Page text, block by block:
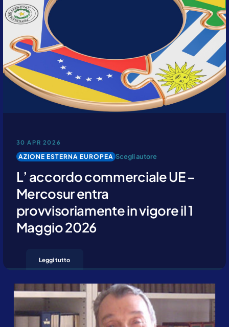
30 APR 2026
AZIONE ESTERNA EUROPEA Scegli autore
L’ accordo commerciale UE –
Mercosur entra
provvisoriamente in vigore il 1
Maggio 2026
Leggi tutto